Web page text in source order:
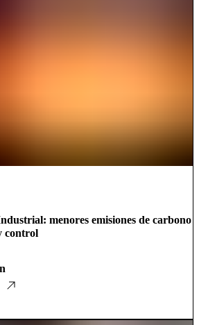
menores emisiones de carbono
control